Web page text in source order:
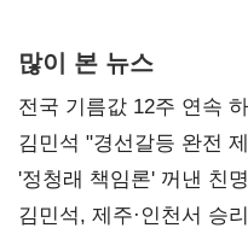
많이 본 뉴스
전국 기름값 12주 연속
김민석 "경선갈등 완전
사과부터"
'정청래 책임론' 꺼낸 친
때리기
김민석, 제주·인천서 승